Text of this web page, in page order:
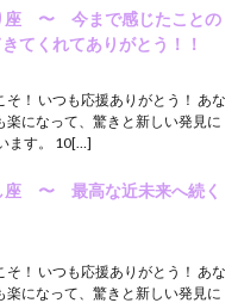
座 〜 今まで感じたことの
てくれてありがとう！！
！ いつも応援ありがとう！ あな
になって、驚きと新しい発見に
ます。 10[…]
座 〜 最高な近未来へ続く
！ いつも応援ありがとう！ あな
になって、驚きと新しい発見に